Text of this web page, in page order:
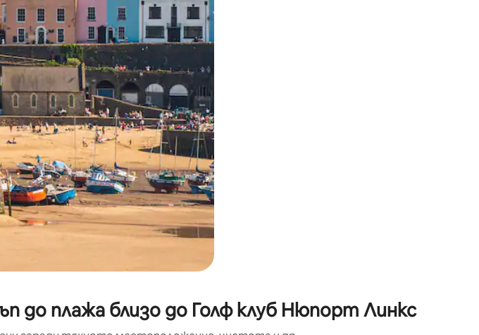
и надолу или навигирайте с докосване или плъзгане.
до плажа близо до Голф клуб Нюпорт Линкс